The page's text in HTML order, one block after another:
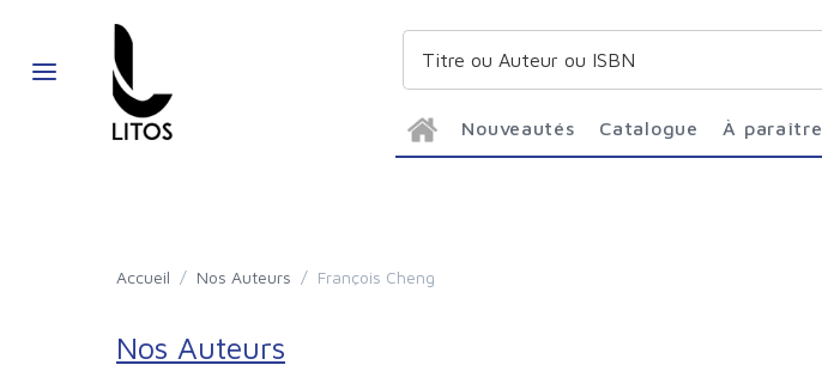
Nouveautés Catalogue À paraître
Accueil / Nos Auteurs / François Cheng
Nos Auteurs